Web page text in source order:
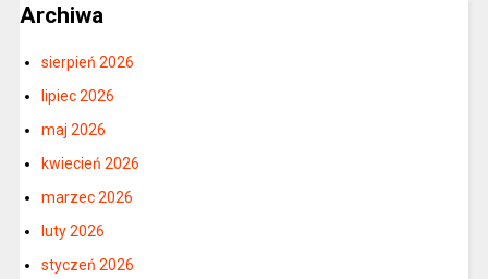
Archiwa
sierpień 2026
lipiec 2026
maj 2026
kwiecień 2026
marzec 2026
luty 2026
styczeń 2026